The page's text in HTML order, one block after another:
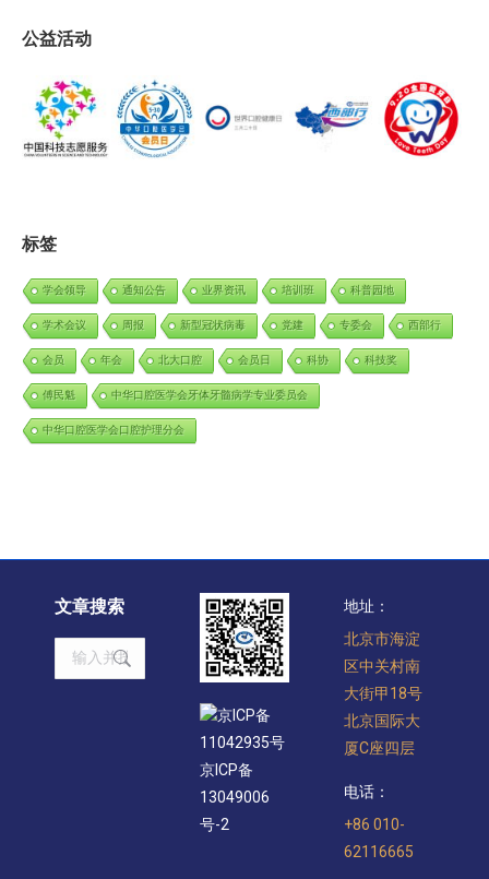
公益活动
标签
学会领导 通知公告 业界资讯 培训班 科普园地
学术会议 周报 新型冠状病毒 党建 专委会 西部行
会员 年会 北大口腔 会员日 科协 科技奖
傅民魁 中华口腔医学会牙体牙髓病学专业委员会
中华口腔医学会口腔护理分会
文章搜索
Search:
京ICP备
11042935号
京ICP备
13049006
号-2
地址：
北京市海淀
区中关村南
大街甲18号
北京国际大
厦C座四层
电话：
+86 010-
62116665